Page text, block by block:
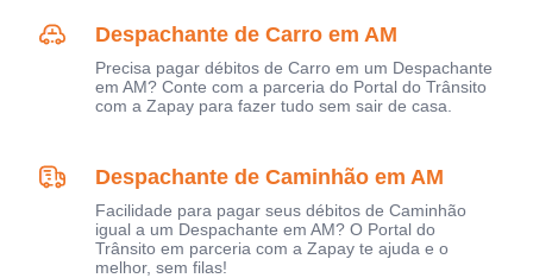
Despachante de Carro em AM
Precisa pagar débitos de Carro em um Despachante
em AM? Conte com a parceria do Portal do Trânsito
com a Zapay para fazer tudo sem sair de casa.
Despachante de Caminhão em AM
Facilidade para pagar seus débitos de Caminhão
igual a um Despachante em AM? O Portal do
Trânsito em parceria com a Zapay te ajuda e o
melhor, sem filas!